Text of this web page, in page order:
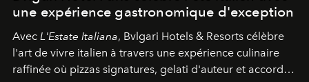
une expérience gastronomique d'exception
Avec L'Estate Italiana, Bvlgari Hotels & Resorts célèbre
l'art de vivre italien à travers une expérience culinaire
raffinée où pizzas signatures, gelati d'auteur et accords